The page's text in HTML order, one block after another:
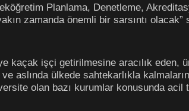
Planlama, Denetleme,
zamanda önemli bir sarsıntı
kaçak işçi getirilmesine aracılık eden,
aslında ülkede sahtekarlıkla
olan bazı kurumlar konusunda acil